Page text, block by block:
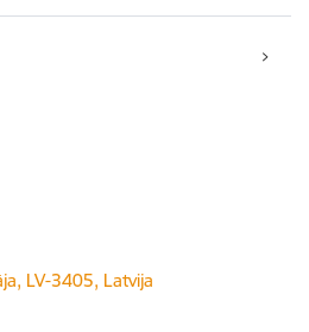
LV-3405, Latvija